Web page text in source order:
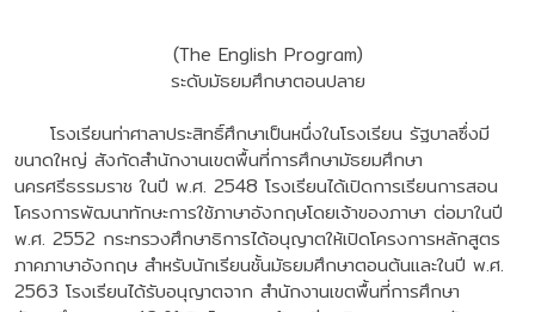
(The English Program)
ระดับมัธยมศึกษาตอนปลาย
โรงเรียนท่าศาลาประสิทธิ์ศึกษาเป็นหนึ่งในโรงเรียน รัฐบาลซึ่งมี
ขนาดใหญ่ สังกัดสำนักงานเขตพื้นที่การศึกษามัธยมศึกษา
นครศรีธรรมราช ในปี พ.ศ. 2548 โรงเรียนได้เปิดการเรียนการสอน
โครงการพัฒนาทักษะการใช้ภาษาอังกฤษโดยเจ้าของภาษา ต่อมาในปี
พ.ศ. 2552 กระทรวงศึกษาธิการได้อนุญาตให้เปิดโครงการหลักสูตร
ภาคภาษาอังกฤษ สำหรับนักเรียนชั้นมัธยมศึกษาตอนต้นและในปี พ.ศ.
2563 โรงเรียนได้รับอนุญาตจาก สำนักงานเขตพื้นที่การศึกษา